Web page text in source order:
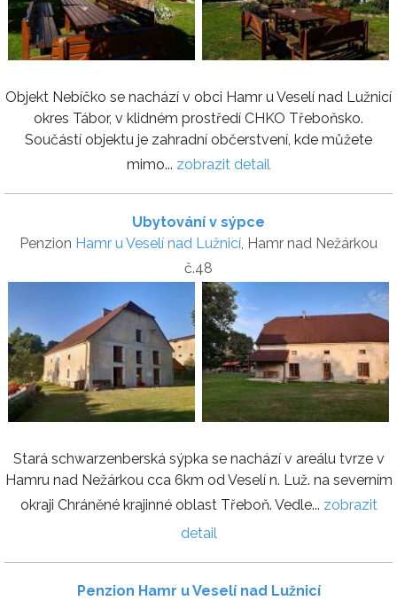
Objekt Nebíčko se nachází v obci Hamr u Veselí nad Lužnicí
okres Tábor, v klidném prostředí CHKO Třeboňsko.
Součástí objektu je zahradní občerstvení, kde můžete
mimo... zobrazit detail
Ubytování v sýpce
Penzion Hamr u Veselí nad Lužnicí, Hamr nad Nežárkou
č.48
Stará schwarzenberská sýpka se nachází v areálu tvrze v
Hamru nad Nežárkou cca 6km od Veselí n. Luž. na severním
okraji Chráněné krajinné oblast Třeboň. Vedle... zobrazit
detail
Penzion Hamr u Veselí nad Lužnicí